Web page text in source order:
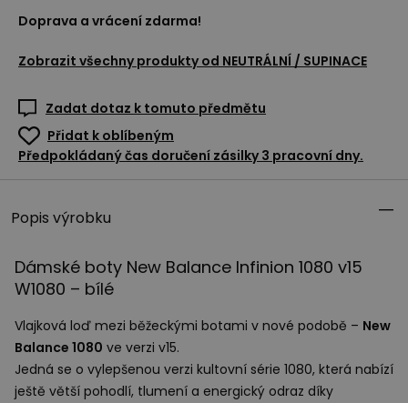
Doprava a vrácení zdarma!
Zobrazit všechny produkty od NEUTRÁLNÍ / SUPINACE
Zadat dotaz k tomuto předmětu
Přidat k oblíbeným
Předpokládaný čas doručení zásilky 3 pracovní dny.
Popis výrobku
Dámské boty New Balance Infinion 1080 v15
W1080 – bílé
Vlajková loď mezi běžeckými botami v nové podobě – New
Balance 1080 ve verzi v15.
Jedná se o vylepšenou verzi kultovní série 1080, která nabízí
ještě větší pohodlí, tlumení a energický odraz díky